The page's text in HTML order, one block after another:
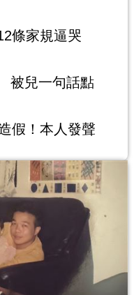
條家規逼哭
被兒一句話點
假！本人發聲